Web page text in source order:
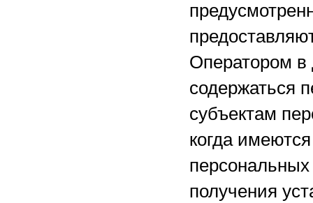
Оператором
содержаться
субъектам
когда
получения